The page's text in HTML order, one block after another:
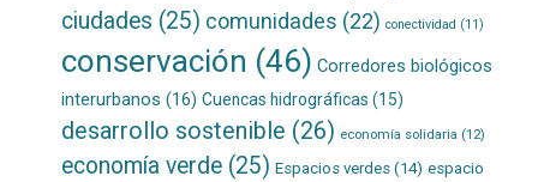
ciudades (25) comunidades (22) conectividad (11)
conservación (46) Corredores biológicos
interurbanos (16) Cuencas hidrográficas (15)
desarrollo sostenible (26) economía solidaria (12)
economía verde(25) Espacios verdes(14) espacio